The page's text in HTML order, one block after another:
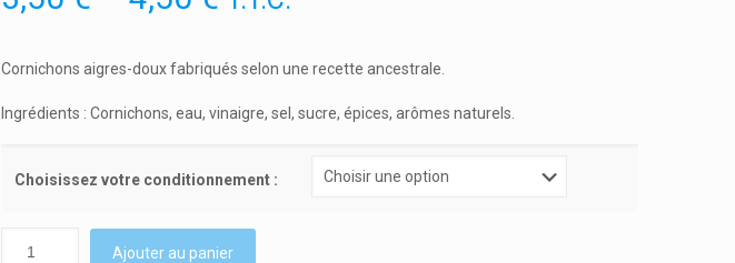
Cornichons aigres-doux fabriqués selon une recette ancestrale.
Ingrédients : Cornichons, eau, vinaigre, sel, sucre, épices, arômes naturels.
Choisissez votre conditionnement :
Ajouter au panier